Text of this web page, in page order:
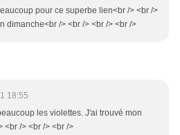
pour ce superbe lien<br /> <br />
dimanche<br /> <br /> <br /> <br />
18:55
les violettes. J'ai trouvé mon
<br /> <br /> <br />